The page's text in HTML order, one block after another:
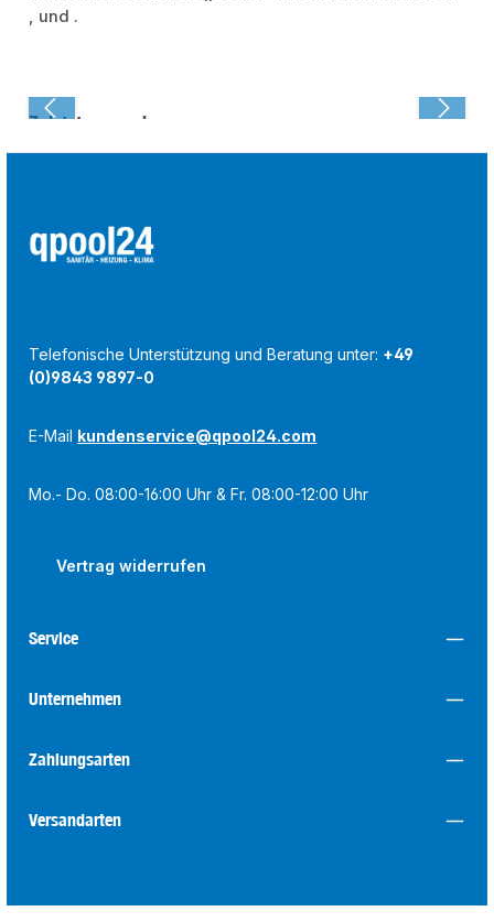
, und .
Zuletzt angesehen:
Telefonische Unterstützung und Beratung unter: +49
(0)9843 9897-0
E-Mail kundenservice@qpool24.com
Mo.- Do. 08:00-16:00 Uhr & Fr. 08:00-12:00 Uhr
Vertrag widerrufen
Service
Unternehmen
Zahlungsarten
Versandarten